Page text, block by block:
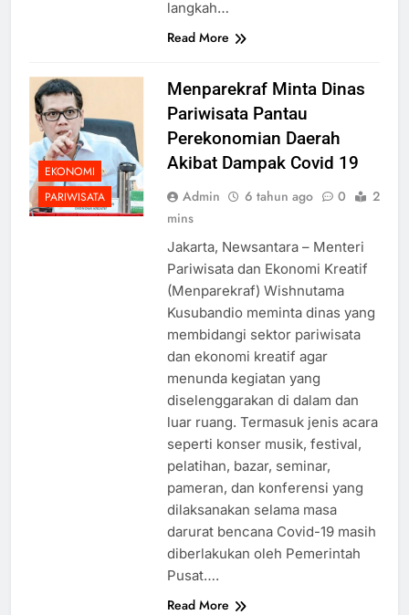
langkah…
Read More
EKONOMI
PARIWISATA
Menparekraf Minta Dinas
Pariwisata Pantau
Perekonomian Daerah
Akibat Dampak Covid 19
Admin 6 tahun ago 0
2
mins
Jakarta, Newsantara – Menteri
Pariwisata dan Ekonomi Kreatif
(Menparekraf) Wishnutama
Kusubandio meminta dinas yang
membidangi sektor pariwisata
dan ekonomi kreatif agar
menunda kegiatan yang
diselenggarakan di dalam dan
luar ruang. Termasuk jenis acara
seperti konser musik, festival,
pelatihan, bazar, seminar,
pameran, dan konferensi yang
dilaksanakan selama masa
darurat bencana Covid-19 masih
diberlakukan oleh Pemerintah
Pusat….
Read More